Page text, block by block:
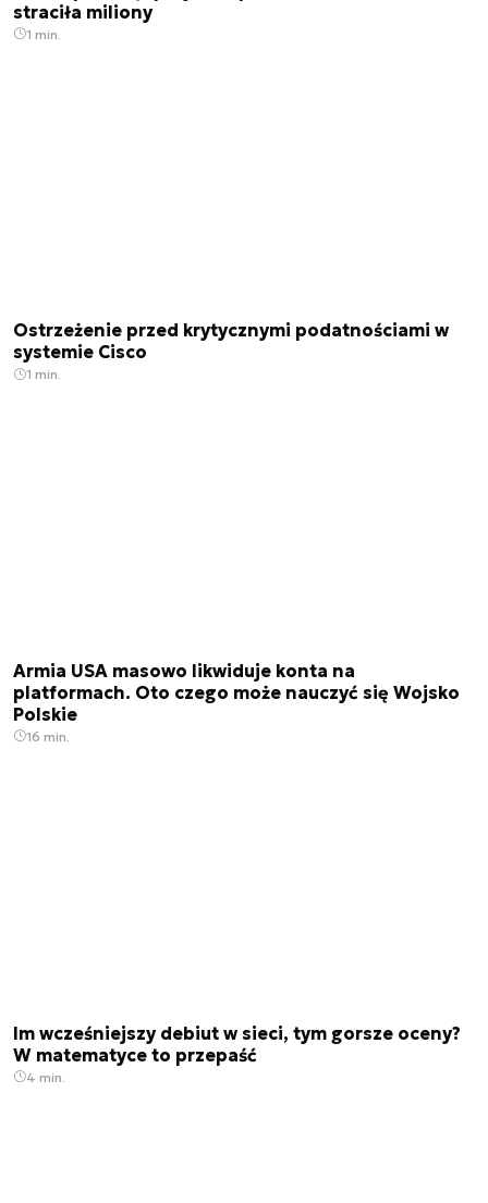
straciła miliony
1 min.
Ostrzeżenie przed krytycznymi podatnościami w
systemie Cisco
1 min.
Armia USA masowo likwiduje konta na
platformach. Oto czego może nauczyć się Wojsko
Polskie
16 min.
Im wcześniejszy debiut w sieci, tym gorsze oceny?
W matematyce to przepaść
4 min.